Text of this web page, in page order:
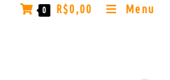
0 R$0,00 Menu